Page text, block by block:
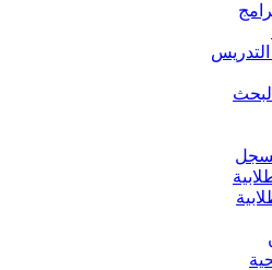
التدريس